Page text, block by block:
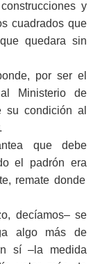
y
cuadrados que
quedara sin
por ser el
Ministerio de
su condición al
que debe
el padrón era
remate donde
, decíamos‒se
algo más de
sí‒ la medida